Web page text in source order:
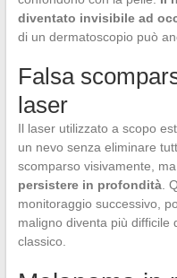
diventato invisibile ad
di un dermatoscopio può
Falsa
laser
Il laser utilizzato a scopo
un nevo senza eliminare
scomparso visivamente, ma
persistere in profondità.
monitoraggio successivo,
maligno diventa più difficile
classico.